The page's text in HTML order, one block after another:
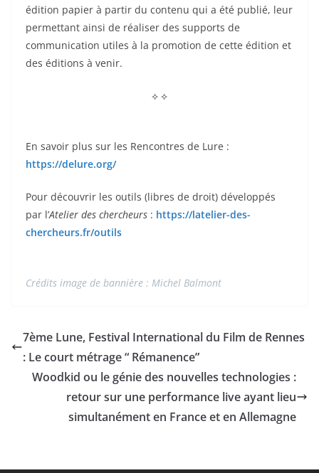
édition papier à partir du contenu qui a été publié, leur
permettant ainsi de réaliser des supports de
communication utiles à la promotion de cette édition et
des éditions à venir.
⟡ ⟡
En savoir plus sur les Rencontres de Lure :
https://delure.org/
Pour découvrir les outils (libres de droit) développés
par l’Atelier des chercheurs : https://latelier-des-
chercheurs.fr/outils
Crédits image de bannière : Michel Balmont
7ème Lune, Festival International du Film de Rennes
: Le court métrage “ Rémanence”
Woodkid ou le génie des nouvelles technologies :
retour sur une performance live ayant lieu
simultanément en France et en Allemagne